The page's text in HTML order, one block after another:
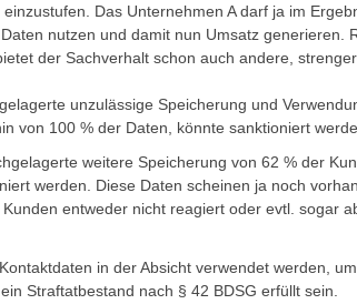
Das Unternehmen A darf ja im
nutzen und damit nun Umsatz generieren.
der Sachverhalt schon auch andere,
unzulässige Speicherung und
von 100 % der Daten, könnte sanktioniert
weitere Speicherung von 62 % der
werden. Diese Daten scheinen ja noch
entweder nicht reagiert oder evtl. sogar
in der Absicht verwendet werden,
Straftatbestand nach § 42 BDSG erfüllt sein.